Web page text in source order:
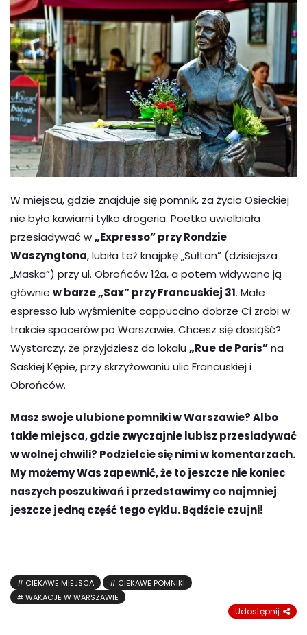
W miejscu, gdzie znajduje się pomnik, za życia Osieckiej
nie było kawiarni tylko drogeria. Poetka uwielbiała
przesiadywać w„Expresso” przy Rondzie
Waszyngtona, lubiła też knajpkę „Sułtan” (dzisiejsza
„Maska”) przy ul. Obrońców 12a, a potem widywano ją
głównie w barze „Sax” przy Francuskiej 31. Małe
espresso lub wyśmienite cappuccino dobrze Ci zrobi w
trakcie spacerów po Warszawie. Chcesz się dosiąść?
Wystarczy, że przyjdziesz do lokalu „Rue de Paris”na
Saskiej Kępie, przy skrzyżowaniu ulic Francuskiej i
Obrońców.
Masz swoje ulubione pomniki w Warszawie? Albo
takie miejsca, gdzie zwyczajnie lubisz przesiadywać
w wolnej chwili? Podzielcie się nimi w komentarzach.
My możemy Was zapewnić, że to jeszcze nie koniec
naszych poszukiwań i przedstawimy co najmniej
jeszcze jedną część tego cyklu. Bądźcie czujni!
CIEKAWE MIEJSCA
CIEKAWE POMNIKI
WAKACJE W WARSZAWIE
Udostępnij